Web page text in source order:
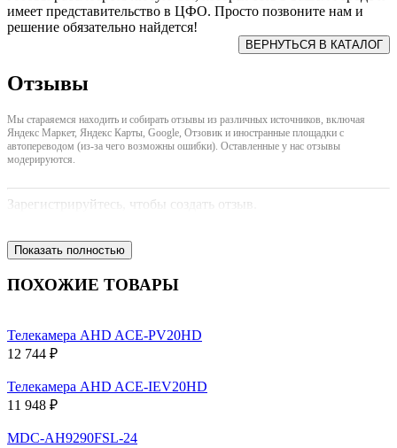
имеет представительство в ЦФО. Просто позвоните нам и
решение обязательно найдется!
Отзывы
Мы стараяемся находить и собирать отзывы из различных источников, включая
Яндекс Маркет, Яндекс Карты, Google, Отзовик и иностранные площадки с
автопереводом (из-за чего возможны ошибки). Оставленные у нас отзывы
модерируются.
Зарегистрируйтесь, чтобы создать отзыв.
Показать полностью
ПОХОЖИЕ ТОВАРЫ
Телекамера AHD ACE-PV20HD
12 744 ₽
Телекамера AHD ACE-IEV20HD
11 948 ₽
MDC-AH9290FSL-24